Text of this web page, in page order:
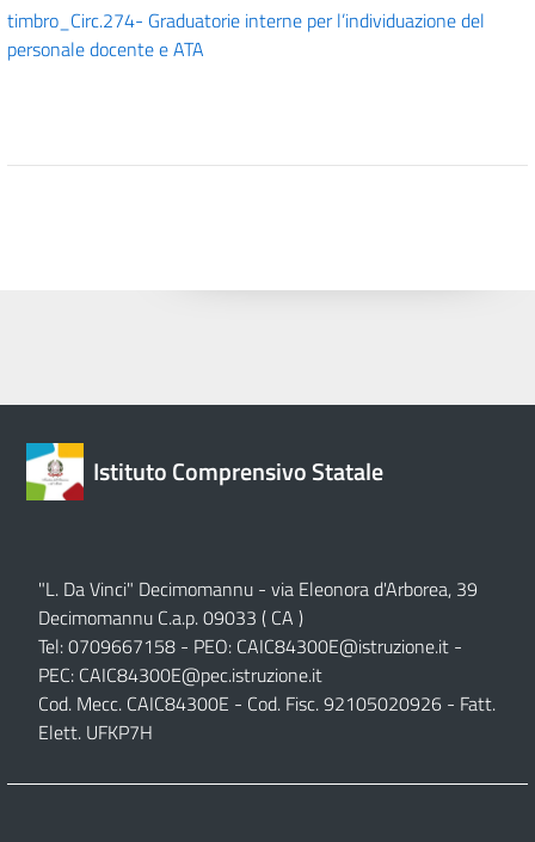
timbro_Circ.274- Graduatorie interne per l’individuazione del
personale docente e ATA
Istituto Comprensivo Statale
"L. Da Vinci" Decimomannu - via Eleonora d'Arborea, 39
Decimomannu C.a.p. 09033 ( CA )
Tel: 0709667158 - PEO: CAIC84300E@istruzione.it -
PEC: CAIC84300E@pec.istruzione.it
Cod. Mecc. CAIC84300E - Cod. Fisc. 92105020926 - Fatt.
Elett. UFKP7H